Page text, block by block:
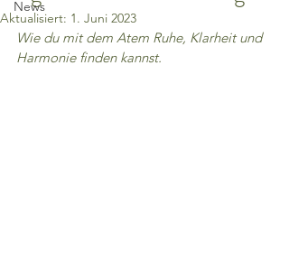
News
Aktualisiert: 1. Juni 2023
Wie du mit dem Atem Ruhe, Klarheit und
Harmonie finden kannst.